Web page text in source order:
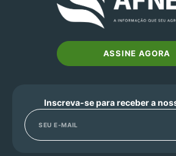
ASSINE AGORA
Inscreva-se para receber a